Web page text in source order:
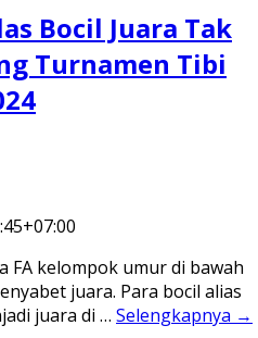
Bocil Juara Tak
Turnamen Tibi
FA kelompok umur di bawah
juara. Para bocil alias
juara di … Selengkapnya →